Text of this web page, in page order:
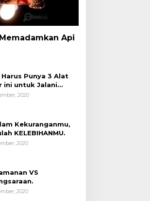
Api
Punya 3 Alat
ini untuk Jalani
2020
Kekuranganmu,
KELEBIHANMU.
2020
VS
2020